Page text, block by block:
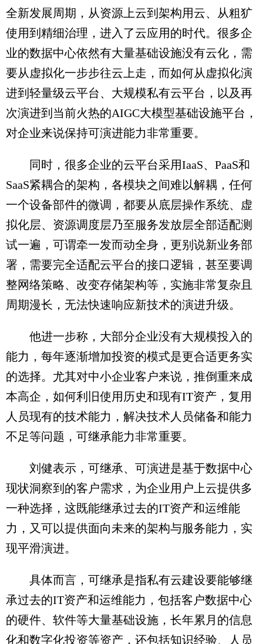
全新发展周期，从资源上云到架构用云、从粗犷
使用到精细治理，进入了云应用的时代。很多企
业的数据中心依然有大量基础设施没有云化，需
要从虚拟化一步步往云上走，而如何从虚拟化演
进到轻量级云平台、大规模私有云平台，以及再
次演进到当前火热的AIGC大模型基础设施平台，
对企业来说保持可演进能力非常重要。
同时，很多企业的云平台采用IaaS、PaaS和
SaaS紧耦合的架构，各模块之间难以解耦，任何
一个设备部件的微调，都要从底层操作系统、虚
拟化层、资源调度层乃至服务发放层全部适配测
试一遍，可谓牵一发而动全身，更别说新业务部
署，需要完全适配云平台的接口逻辑，甚至要调
整网络策略、改变存储架构等，实施非常复杂且
周期漫长，无法快速响应新技术的演进升级。
他进一步称，大部分企业没有大规模投入的
能力，每年逐渐增加投资的模式是更合适更务实
的选择。尤其对中小企业客户来说，推倒重来成
本高企，如何利旧使用历史和现有IT资产，复用
人员现有的技术能力，解决技术人员储备和能力
不足等问题，可继承能力非常重要。
刘健表示，可继承、可演进是基于数据中心
现状洞察到的客户需求，为企业用户上云提供多
一种选择，这既能继承过去的IT资产和运维能
力，又可以提供面向未来的架构与服务能力，实
现平滑演进。
具体而言，可继承是指私有云建设要能够继
承过去的IT资产和运维能力，包括客户数据中心
的硬件、软件等大量基础设施，长年累月的信息
化和数字化投资等资产，还包括知识经验、人员